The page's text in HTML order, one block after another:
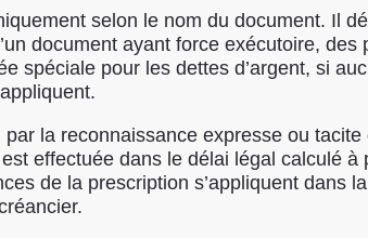
selon le nom du document. Il
document ayant force exécutoire,
spéciale pour les dettes d’argent, si
la reconnaissance expresse ou
effectuée dans le délai légal calculé
de la prescription s’appliquent dans